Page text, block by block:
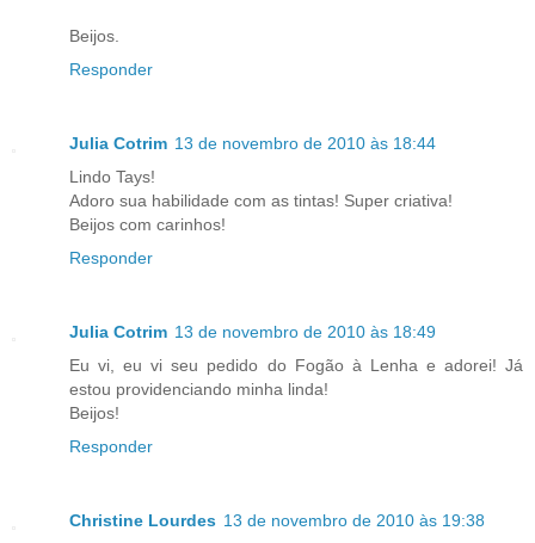
Beijos.
Responder
Julia Cotrim 13 de novembro de 2010 às 18:44
Lindo Tays!
Adoro sua habilidade com as tintas! Super criativa!
Beijos com carinhos!
Responder
Julia Cotrim 13 de novembro de 2010 às 18:49
Eu vi, eu vi seu pedido do Fogão à Lenha e adorei! Já
estou providenciando minha linda!
Beijos!
Responder
Christine Lourdes 13 de novembro de 2010 às 19:38